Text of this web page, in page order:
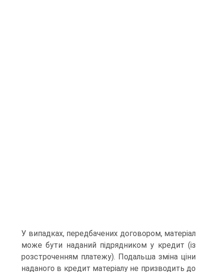
У випадках, передбачених договором, матеріал
може бути наданий підрядником у кредит (із
розстроченням платежу). Подальша зміна ціни
наданого в кредит матеріалу не призво­дить до